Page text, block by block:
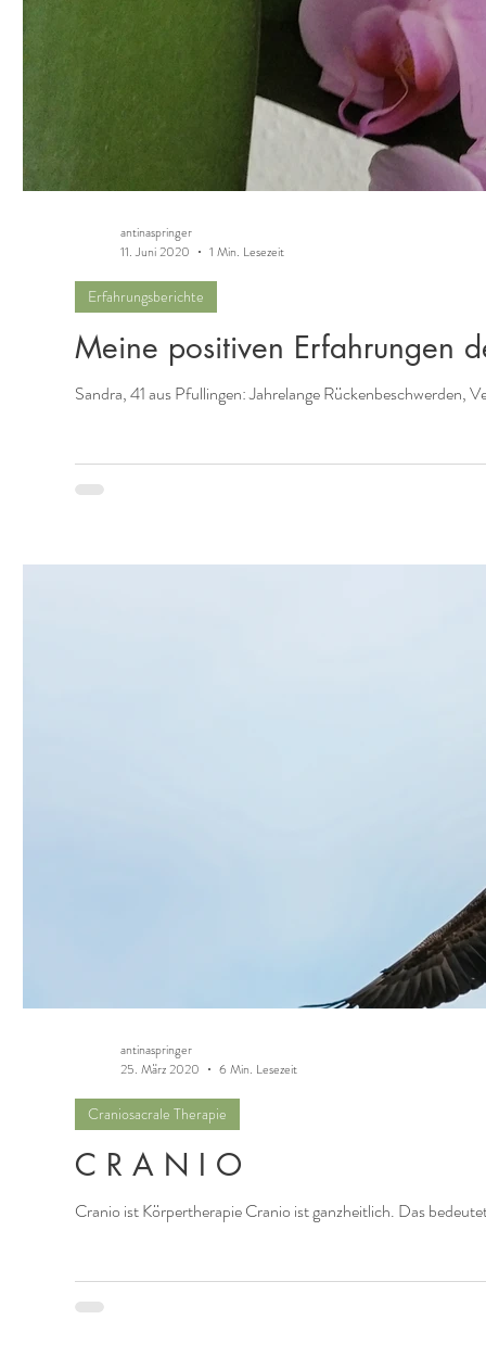
Meine positiven Erfahrungen
Sandra, 41 aus Pfullingen: Jahrelange
Erfahrungsberichte
antinaspringer
11. Juni 2020
1 Min. Lesezeit
C R A N I O
Cranio ist Körpertherapie Cranio ist ganzheitlich. Das
Craniosacrale Therapie
antinaspringer
25. März 2020
6 Min. Lesezeit